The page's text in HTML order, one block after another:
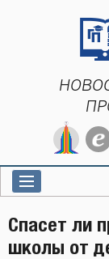
Спасет ли
школы от